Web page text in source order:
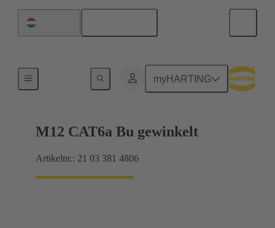
myHARTING
M12 CAT6a Bu gewinkelt
Artikelnr.: 21 03 381 4806